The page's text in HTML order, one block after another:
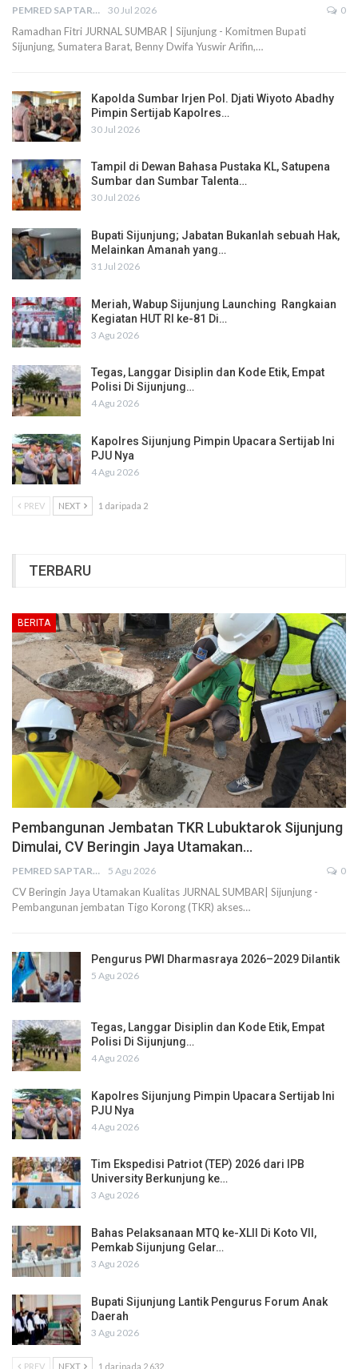
PEMRED SAPTARIUS 30 Jul 2026 0
Ramadhan Fitri JURNAL SUMBAR | Sijunjung - Komitmen Bupati
Sijunjung, Sumatera Barat, Benny Dwifa Yuswir Arifin,…
Kapolda Sumbar Irjen Pol. Djati Wiyoto Abadhy
Pimpin Sertijab Kapolres…
30 Jul 2026
Tampil di Dewan Bahasa Pustaka KL, Satupena
Sumbar dan Sumbar Talenta…
30 Jul 2026
Bupati Sijunjung; Jabatan Bukanlah sebuah Hak,
Melainkan Amanah yang…
31 Jul 2026
Meriah, Wabup Sijunjung Launching Rangkaian
Kegiatan HUT RI ke-81 Di…
3 Agu 2026
Tegas, Langgar Disiplin dan Kode Etik, Empat
Polisi Di Sijunjung…
4 Agu 2026
Kapolres Sijunjung Pimpin Upacara Sertijab Ini
PJU Nya
4 Agu 2026
PREV NEXT 1 daripada 2
TERBARU
BERITA
Pembangunan Jembatan TKR Lubuktarok Sijunjung
Dimulai, CV Beringin Jaya Utamakan…
PEMRED SAPTARIUS 5 Agu 2026 0
CV Beringin Jaya Utamakan Kualitas JURNAL SUMBAR| Sijunjung -
Pembangunan jembatan Tigo Korong (TKR) akses…
Pengurus PWI Dharmasraya 2026–2029 Dilantik
5 Agu 2026
Tegas, Langgar Disiplin dan Kode Etik, Empat
Polisi Di Sijunjung…
4 Agu 2026
Kapolres Sijunjung Pimpin Upacara Sertijab Ini
PJU Nya
4 Agu 2026
Tim Ekspedisi Patriot (TEP) 2026 dari IPB
University Berkunjung ke…
3 Agu 2026
Bahas Pelaksanaan MTQ ke-XLII Di Koto VII,
Pemkab Sijunjung Gelar…
3 Agu 2026
Bupati Sijunjung Lantik Pengurus Forum Anak
Daerah
3 Agu 2026
PREV NEXT 1 daripada 2,632